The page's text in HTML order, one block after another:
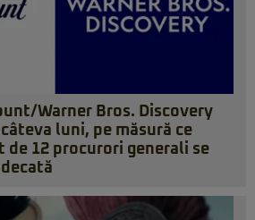
Warner Bros. Discovery
luni, pe măsură ce
12 procurori generali se